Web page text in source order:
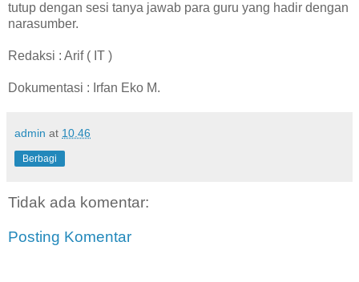
tutup dengan sesi tanya jawab para guru yang hadir dengan
narasumber.
Redaksi : Arif ( IT )
Dokumentasi : Irfan Eko M.
admin at 10.46
Berbagi
Tidak ada komentar:
Posting Komentar